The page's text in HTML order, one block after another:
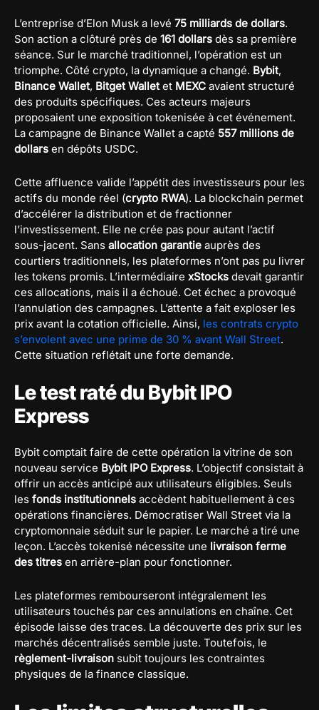
L’entreprise d’Elon Musk a levé 75 milliards de dollars.
Son action a clôturé près de 161 dollars dès sa première
séance. Sur le marché traditionnel, l’opération est un
triomphe. Côté crypto, la dynamique a changé. Bybit,
Binance Wallet, Bitget Walletet MEXC avaient structuré
des produits spécifiques. Ces acteurs majeurs
proposaient une exposition tokenisée à cet événement.
La campagne de Binance Wallet a capté 557 millions de
dollars en dépôts USDC.
Cette affluence valide l’appétit des investisseurs pour les
actifs du monde réel (crypto RWA). La blockchain permet
d’accélérer la distribution et de fractionner
l’investissement. Elle ne crée pas pour autant l’actif
sous-jacent. Sans allocation garantie auprès des
courtiers traditionnels, les plateformes n’ont pas pu livrer
les tokens promis. L’intermédiaire xStocks devait garantir
ces allocations, mais il a échoué. Cet échec a provoqué
l’annulation des campagnes. L’attente a fait exploser les
prix avant la cotation officielle. Ainsi, les contrats crypto
s’envolent avec une prime de 30 % avant Wall Street.
Cette situation reflétait une forte demande.
Le test raté du Bybit IPO
Express
Bybit comptait faire de cette opération la vitrine de son
nouveau service Bybit IPO Express. L’objectif consistait à
offrir un accès anticipé aux utilisateurs éligibles. Seuls
les fonds institutionnels accèdent habituellement à ces
opérations financières. Démocratiser Wall Street via la
cryptomonnaie séduit sur le papier. Le marché a tiré une
leçon. L’accès tokenisé nécessite une livraison ferme
des titres en arrière-plan pour fonctionner.
Les plateformes rembourseront intégralement les
utilisateurs touchés par ces annulations en chaîne. Cet
épisode laisse des traces. La découverte des prix sur les
marchés décentralisés semble juste. Toutefois, le
règlement-livraison subit toujours les contraintes
physiques de la finance classique.